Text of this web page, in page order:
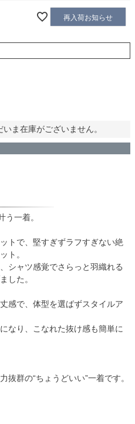
再入荷お知らせ
ま在庫がございません。
う一着。
トで、堅すぎずラフすぎない絶
ト。
シャツ感覚でさらっと羽織れる
した。
感で、体型を選ばずスタイルア
なり、こなれた抜け感も簡単に
抜群の“ちょうどいい”一着です。